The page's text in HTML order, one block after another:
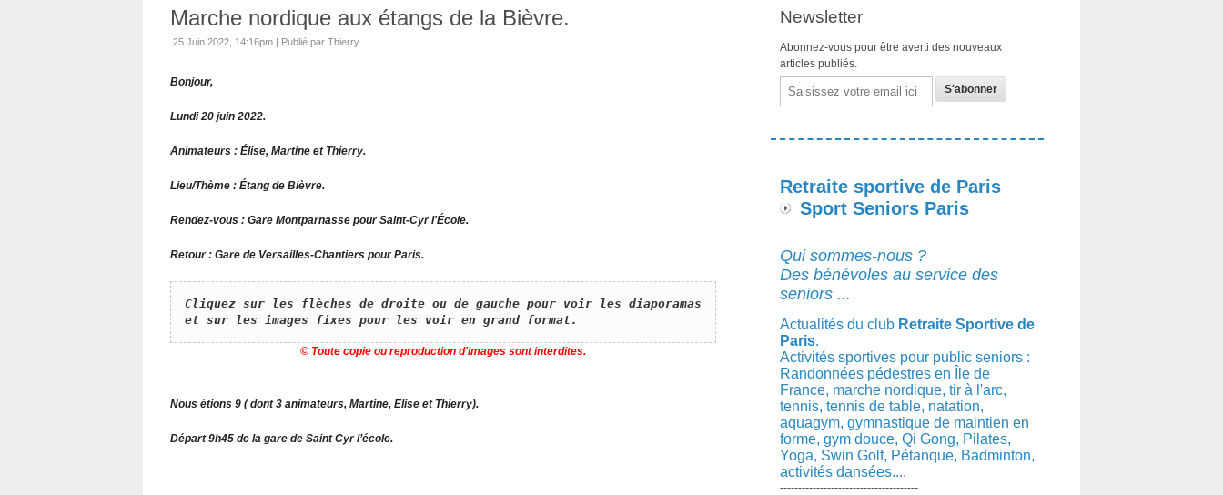
Marche nordique aux étangs de la Bièvre.
25 Juin 2022, 14:16pm | Publié par Thierry
Bonjour,
Lundi 20 juin 2022.
Animateurs : Élise, Martine et Thierry.
Lieu/Thème : Étang de Bièvre.
Rendez-vous : Gare Montparnasse pour Saint-Cyr l'École.
Retour : Gare de Versailles-Chantiers pour Paris.
​Cliquez sur les flèches de droite ou de gauche pour voir les diaporamas
et sur les images fixes pour les voir en grand format.
© Toute copie ou reproduction d'images sont interdites.
Nous étions 9 ( dont 3 animateurs, Martine, Elise et Thierry).
Départ 9h45 de la gare de Saint Cyr l’école.
Newsletter
Abonnez-vous pour être averti des nouveaux
articles publiés.
Email
Retraite sportive de Paris
Sport Seniors Paris
Qui sommes-nous ?
Des bénévoles au service des
seniors ...
Actualités du club Retraite Sportive de
Paris.
Activités sportives pour public seniors :
Randonnées pédestres en Île de
France, marche nordique, tir à l'arc,
tennis, tennis de table, natation,
aquagym, gymnastique de maintien en
forme, gym douce, Qi Gong, Pilates,
Yoga, Swin Golf, Pétanque, Badminton,
activités dansées....
--------------------------------------